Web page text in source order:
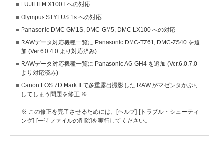
FUJIFILM X100T への対応
Olympus STYLUS 1s への対応
Panasonic DMC-GM1S, DMC-GM5, DMC-LX100 への対応
RAWデータ対応機種一覧に Panasonic DMC-TZ61, DMC-ZS40 を追
加 (Ver.6.0.4.0 より対応済み)
RAWデータ対応機種一覧に Panasonic AG-GH4 を追加 (Ver.6.0.7.0
より対応済み)
Canon EOS 7D Mark II で多重露出撮影した RAW がマゼンタかぶり
してしまう問題を修正 ※
※ この修正を完了させるためには、[ヘルプ]-[トラブル・シューティ
ング]-[一時ファイルの削除]を実行してください。